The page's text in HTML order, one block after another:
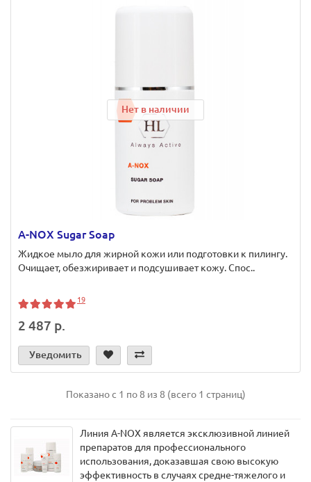
Нет в наличии
A-NOX Sugar Soap
Жидкое мыло для жирной кожи или подготовки к пилингу.
Очищает, обезжиривает и подсушивает кожу. Спос..
19
2 487 р.
Уведомить
Показано с 1 по 8 из 8 (всего 1 страниц)
Линия A-NOX является эксклюзивной линией
препаратов для профессионального
использования, доказавшая свою высокую
эффективность в случаях средне-тяжелого и